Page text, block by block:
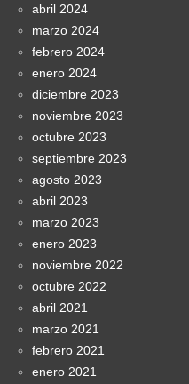
abril 2024
marzo 2024
febrero 2024
enero 2024
diciembre 2023
noviembre 2023
octubre 2023
septiembre 2023
agosto 2023
abril 2023
marzo 2023
enero 2023
noviembre 2022
octubre 2022
abril 2021
marzo 2021
febrero 2021
enero 2021